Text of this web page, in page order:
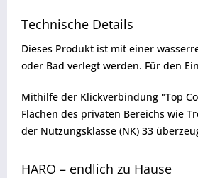
Technische Details
Dieses Produkt ist mit einer
oder Bad verlegt werden. Für den
Mithilfe der Klickverbindung "Top
Flächen des privaten Bereichs wie
der Nutzungsklasse (NK) 33
HARO – endlich zu Hause